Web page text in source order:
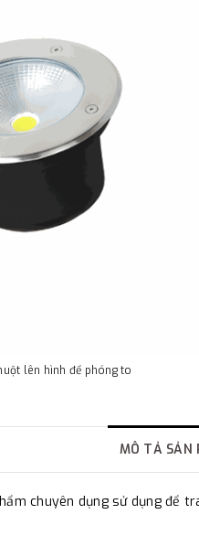
lên hình để phóng to
MÔ TẢ SẢN
chuyên dụng sử dụng để